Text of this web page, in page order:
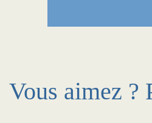
Vous aimez ?